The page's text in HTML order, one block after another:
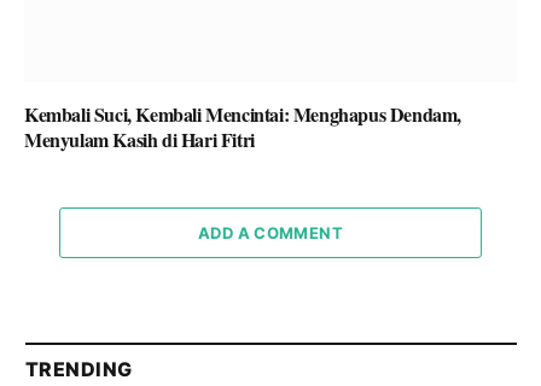
Kembali Suci, Kembali Mencintai: Menghapus Dendam,
Menyulam Kasih di Hari Fitri
ADD A COMMENT
TRENDING